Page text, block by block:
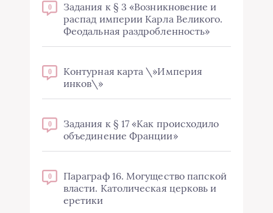
0
Задания к § 3 «Возникновение и
распад империи Карла Великого.
Феодальная раздробленность»
0
Контурная карта \»Империя
инков\»
0
Задания к § 17 «Как происходило
объединение Франции»
0
Параграф 16. Могущество папской
власти. Католическая церковь и
еретики